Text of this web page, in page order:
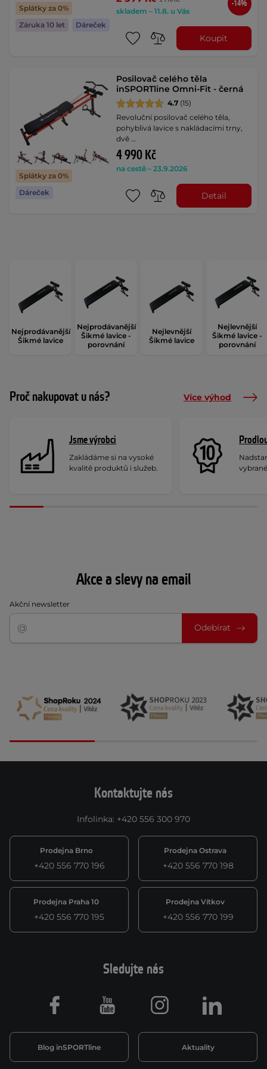
Splátky za 0%
Záruka 10 let
Dáreček
skladem – 11.8. u Vás
-14%
Koupit
Splátky za 0%
Dáreček
Posilovač celého těla
inSPORTline Omni-Fit - černá
4.7 (15)
Revoluční posilovač celého těla,
pohyblivá lavice s nakládacími trny,
dvě …
4 990 Kč
na cestě – 23.9.2026
Detail
Nejprodávanější
Šikmé lavice
Nejprodávanější
Šikmé lavice -
porovnání
Nejlevnější
Šikmé lavice
Nejlevnější
Šikmé lavice -
porovnání
Proč nakupovat u nás? Více výhod
Jsme výrobci
Zakládáme si na vysoké
kvalitě produktů i služeb.
Akce a slevy na email
Akční newsletter
Odebírat
Kontaktujte nás
Infolinka: +420 556 300 970
Prodejna Brno
+420 556 770 196
Prodejna Ostrava
+420 556 770 198
Prodejna Praha 10
+420 556 770 195
Prodejna Vítkov
+420 556 770 199
Sledujte nás
Blog inSPORTline Aktuality
Facebook Youtube Instagram LinkedIn